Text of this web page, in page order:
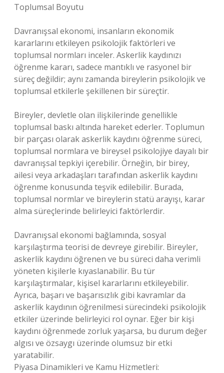
Toplumsal Boyutu
Davranışsal ekonomi, insanların ekonomik
kararlarını etkileyen psikolojik faktörleri ve
toplumsal normları inceler. Askerlik kaydınızı
öğrenme kararı, sadece mantıklı ve rasyonel bir
süreç değildir; aynı zamanda bireylerin psikolojik ve
toplumsal etkilerle şekillenen bir süreçtir.
Bireyler, devletle olan ilişkilerinde genellikle
toplumsal baskı altında hareket ederler. Toplumun
bir parçası olarak askerlik kaydını öğrenme süreci,
toplumsal normlara ve bireysel psikolojiye dayalı bir
davranışsal tepkiyi içerebilir. Örneğin, bir birey,
ailesi veya arkadaşları tarafından askerlik kaydını
öğrenme konusunda teşvik edilebilir. Burada,
toplumsal normlar ve bireylerin statü arayışı, karar
alma süreçlerinde belirleyici faktörlerdir.
Davranışsal ekonomi bağlamında, sosyal
karşılaştırma teorisi de devreye girebilir. Bireyler,
askerlik kaydını öğrenen ve bu süreci daha verimli
yöneten kişilerle kıyaslanabilir. Bu tür
karşılaştırmalar, kişisel kararlarını etkileyebilir.
Ayrıca, başarı ve başarısızlık gibi kavramlar da
askerlik kaydının öğrenilmesi sürecindeki psikolojik
etkiler üzerinde belirleyici rol oynar. Eğer bir kişi
kaydını öğrenmede zorluk yaşarsa, bu durum değer
algısı ve özsaygı üzerinde olumsuz bir etki
yaratabilir.
Piyasa Dinamikleri ve Kamu Hizmetleri: